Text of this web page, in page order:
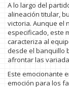
A lo largo del
alineación titular,
victoria. Aunque el
especificado, este
caracteriza al
desde el banquillo
afrontar las
Este emocionante
emoción para los